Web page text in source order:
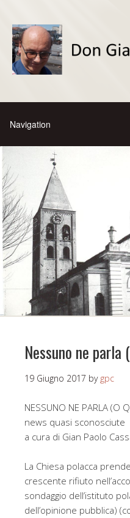
Nessuno ne parla
19 Giugno 2017 by gpc
NESSUNO NE PARLA (O
news quasi sconosciute
a cura di Gian Paolo
La Chiesa polacca
crescente rifiuto
sondaggio dell’istituto
dell’opinione pubblica)